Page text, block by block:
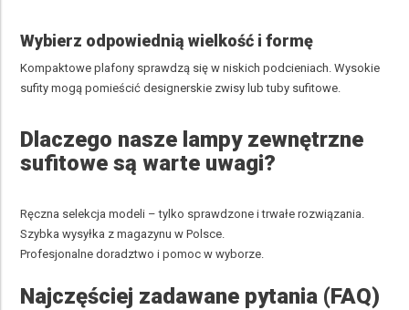
Wybierz odpowiednią wielkość i formę
Kompaktowe plafony sprawdzą się w niskich podcieniach. Wysokie
sufity mogą pomieścić designerskie zwisy lub tuby sufitowe.
Dlaczego nasze lampy zewnętrzne
sufitowe są warte uwagi?
Ręczna selekcja modeli – tylko sprawdzone i trwałe rozwiązania.
Szybka wysyłka z magazynu w Polsce.
Profesjonalne doradztwo i pomoc w wyborze.
Najczęściej zadawane pytania (FAQ)